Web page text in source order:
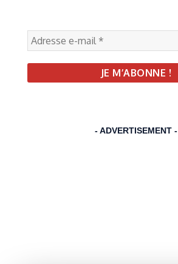
- ADVERTISEMENT -